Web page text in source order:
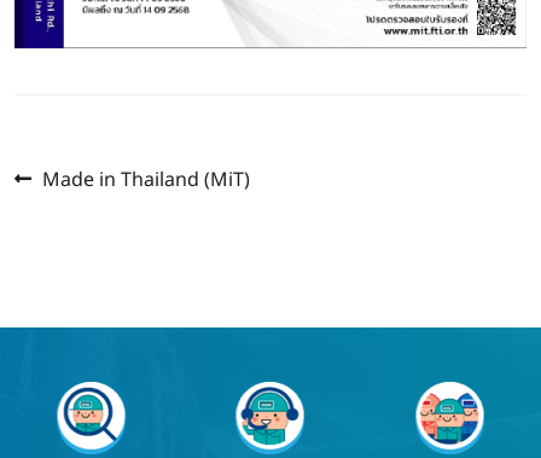
แนะแนว
Previous
Made in Thailand (MiT)